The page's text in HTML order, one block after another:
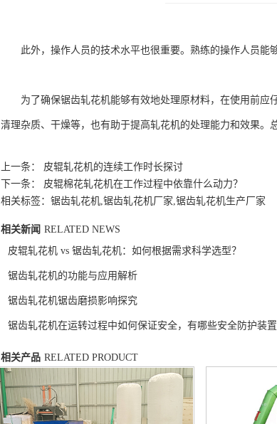
此外，操作人员的技术水平也很重要。熟练的操作人员能
为了确保锯齿轧花机能够有效地处理原材料，在使用前应
清理杂质、干燥等，也有助于提高轧花机的处理能力和效果。
上一条： 皮辊轧花机的连续工作时长探讨
下一条： 皮辊棉花轧花机在工作过程中依靠什么动力？
相关标签：锯齿轧花机,锯齿轧花机厂家,锯齿轧花机生产厂家
相关新闻 RELATED NEWS
皮辊轧花机 vs 锯齿轧花机：如何根据需求科学选型？
锯齿轧花机的功能与应用解析
锯齿轧花机锯齿磨损影响探究
锯齿轧花机在运转过程中如何保证安全，有哪些安全防护装置
相关产品 RELATED PRODUCT